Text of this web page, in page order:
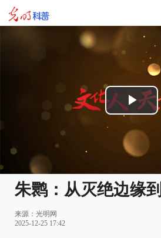
朱鹮：从灭绝边缘
来源： 光明网
2025-12-25 17:42